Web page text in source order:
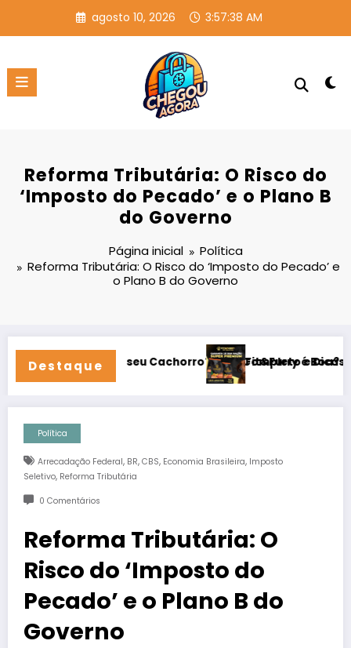
o
agosto 10, 2026 3:57:38 AM
Reforma Tributária: O Risco do
‘Imposto do Pecado’ e o Plano B
do Governo
Página inicial
Política
Reforma Tributária: O Risco do ‘Imposto do Pecado’ e
o Plano B do Governo
Destaque
para seu Cachorro? Guia Completo e Dicas de Veterinário
Fit&Furry é Boa? Análise
Política
Arrecadação Federal, BR, CBS, Economia Brasileira, Imposto
Seletivo, Reforma Tributária
0 Comentários
Reforma Tributária: O
Risco do ‘Imposto do
Pecado’ e o Plano B do
Governo